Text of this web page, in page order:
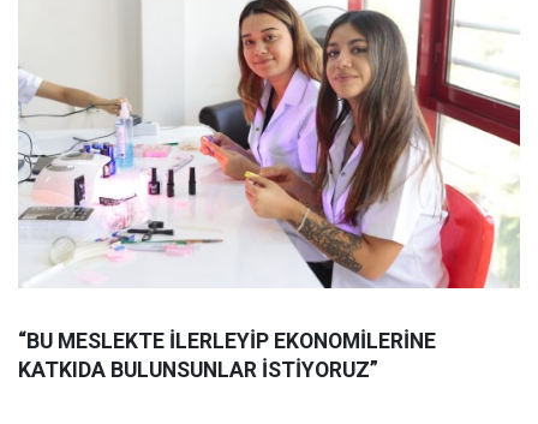
“BU MESLEKTE İLERLEYİP EKONOMİLERİNE
KATKIDA BULUNSUNLAR İSTİYORUZ”